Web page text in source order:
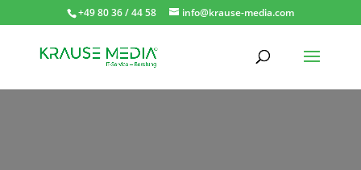
+49 80 36 / 44 58 info@krause-media.com